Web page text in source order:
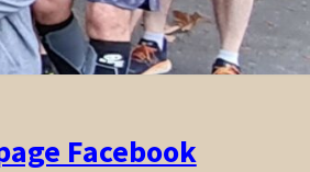
Facebook